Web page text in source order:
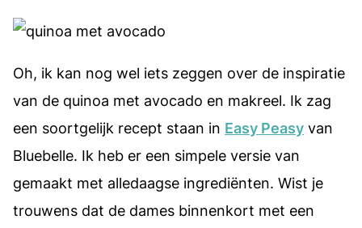
Oh, ik kan nog wel iets zeggen over de inspiratie
van de quinoa met avocado en makreel. Ik zag
een soortgelijk recept staan in Easy Peasy van
Bluebelle. Ik heb er een simpele versie van
gemaakt met alledaagse ingrediënten. Wist je
trouwens dat de dames binnenkort met een